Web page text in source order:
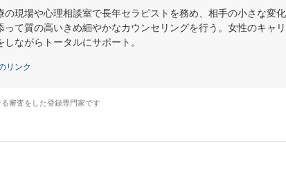
の現場や心理相談室で長年セラピストを務め、相手の小さな変化
って質の高いきめ細やかなカウンセリングを行う。女性のキャリ
ながらトータルにサポート。
リンク
審査をした登録専門家です